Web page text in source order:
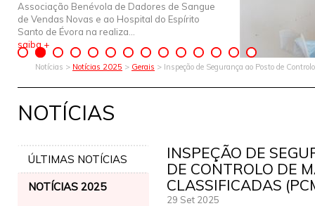
Associação Benévola de Dadores de Sangue
de Vendas Novas e ao Hospital do Espírito
Santo de Évora na realiza...
saiba +
Notícias > Notícias 2025 > Gerais > Inspeção de Segurança ao Posto de
NOTÍCIAS
ÚLTIMAS NOTÍCIAS
NOTÍCIAS 2025
INSPEÇÃO DE
DE CONTROLO DE
CLASSIFICADAS
29 Set 2025